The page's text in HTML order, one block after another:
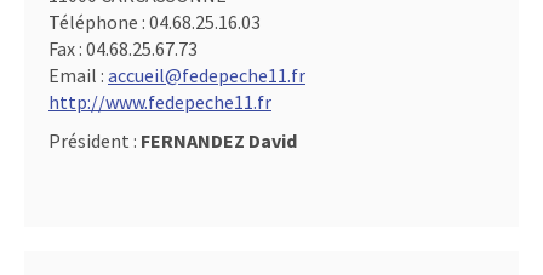
Téléphone : 04.68.25.16.03
Fax : 04.68.25.67.73
Email : accueil@fedepeche11.fr
http://www.fedepeche11.fr
Président : FERNANDEZ David